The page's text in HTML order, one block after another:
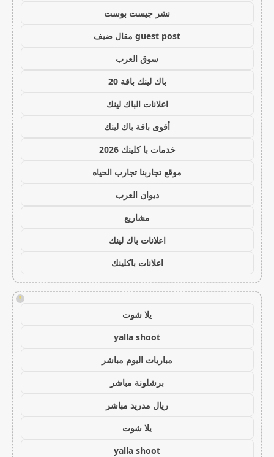
نشر جيست بوست
guest post مقال ضيف
سوق العرب
باك لينك باقة 20
اعلانات الباك لينك
أقوى باقة باك لينك
خدمات با كلينك 2026
موقع تجاربنا تجارب الحياه
ديوان العرب
مشاريع
اعلانات باك لينك
اعلانات باكلينك
!
يلا شوت
yalla shoot
مباريات اليوم مباشر
برشلونة مباشر
ريال مدريد مباشر
يلا شوت
yalla shoot